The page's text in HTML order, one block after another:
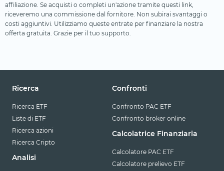
affiliazione. Se acquisti o completi un'azione tramite questi link,
riceveremo una commissione dal fornitore. Non subirai svantaggi o
costi aggiuntivi. Utilizziamo queste entrate per finanziare la nostra
offerta gratuita. Grazie per il tuo supporto.
Ricerca
Ricerca ETF
Liste di ETF
Ricerca azioni
Ricerca Cripto
Analisi
Confronti
Confronto PAC ETF
Confronto broker online
Calcolatrice Finanziaria
Calcolatore PAC ETF
Calcolatore prelievo ETF